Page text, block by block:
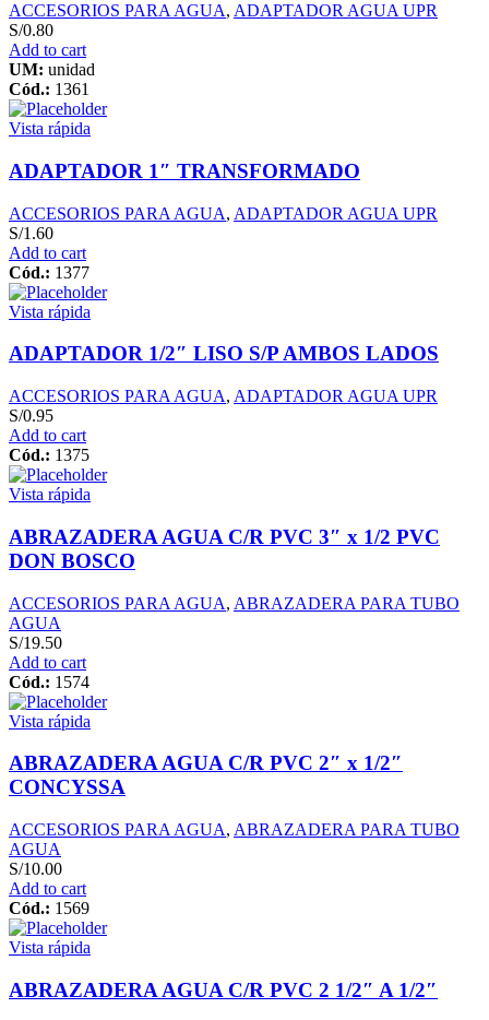
ACCESORIOS PARA AGUA, ADAPTADOR AGUA UPR
S/0.80
Add to cart
UM: unidad
Cód.: 1361
Vista rápida
ADAPTADOR 1″ TRANSFORMADO
ACCESORIOS PARA AGUA, ADAPTADOR AGUA UPR
S/1.60
Add to cart
Cód.: 1377
Vista rápida
ADAPTADOR 1/2″ LISO S/P AMBOS LADOS
ACCESORIOS PARA AGUA, ADAPTADOR AGUA UPR
S/0.95
Add to cart
Cód.: 1375
Vista rápida
ABRAZADERA AGUA C/R PVC 3″ x 1/2 PVC
DON BOSCO
ACCESORIOS PARA AGUA, ABRAZADERA PARA TUBO
AGUA
S/19.50
Add to cart
Cód.: 1574
Vista rápida
ABRAZADERA AGUA C/R PVC 2″ x 1/2″
CONCYSSA
ACCESORIOS PARA AGUA, ABRAZADERA PARA TUBO
AGUA
S/10.00
Add to cart
Cód.: 1569
Vista rápida
ABRAZADERA AGUA C/R PVC 2 1/2″ A 1/2″